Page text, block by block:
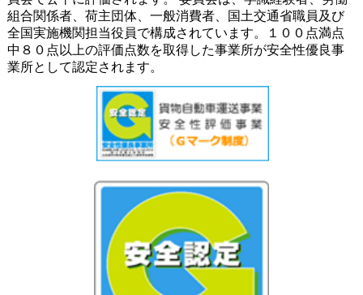
組合関係者、荷主団体、一般消費者、国土交通省職員及び
全国実施機関担当役員で構成されています。１００点満点
中８０点以上の評価点数を取得した事業所が安全性優良事
業所として認定されます。